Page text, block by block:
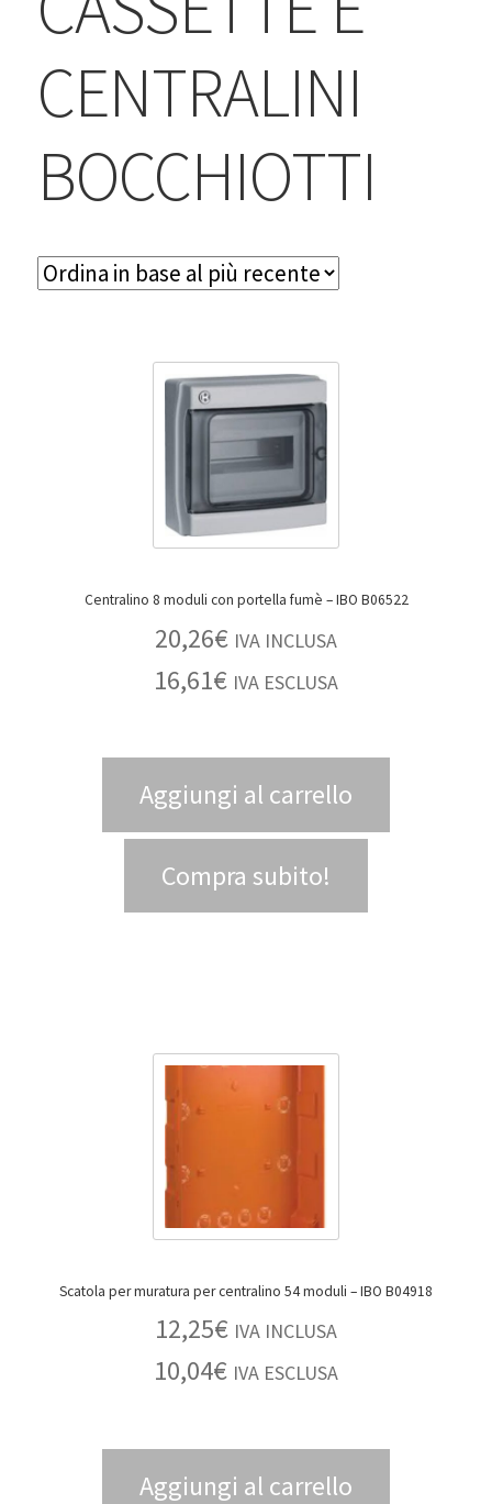
BLOG
Accedi/Registrati
CENTRALINI
BOCCHIOTTI
Centralino 8 moduli con portella fumè – IBO B06522
20,26€ IVA INCLUSA
16,61€ IVA ESCLUSA
Aggiungi al carrello
Compra subito!
Scatola per muratura per centralino 54 moduli – IBO B04918
12,25€ IVA INCLUSA
10,04€ IVA ESCLUSA
Aggiungi al carrello